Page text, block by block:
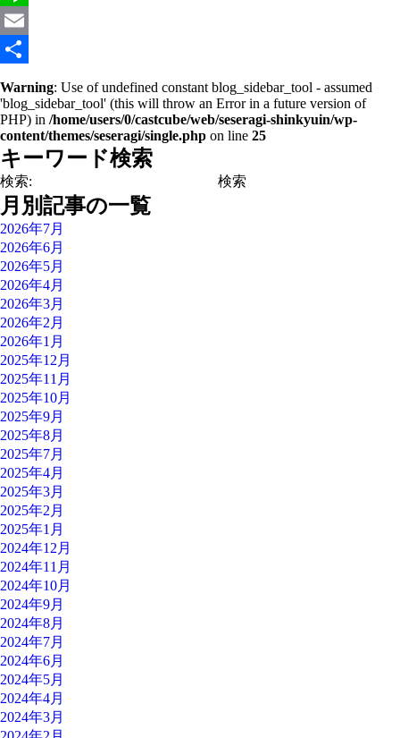
Line
Email
有
Warning: Use of undefined constant blog_sidebar_tool - assumed
'blog_sidebar_tool' (this will throw an Error in a future version of
PHP) in /home/users/0/castcube/web/seseragi-shinkyuin/wp-
content/themes/seseragi/single.php on line 25
キーワード検索
検索:
月別記事の一覧
2026年7月
2026年6月
2026年5月
2026年4月
2026年3月
2026年2月
2026年1月
2025年12月
2025年11月
2025年10月
2025年9月
2025年8月
2025年7月
2025年4月
2025年3月
2025年2月
2025年1月
2024年12月
2024年11月
2024年10月
2024年9月
2024年8月
2024年7月
2024年6月
2024年5月
2024年4月
2024年3月